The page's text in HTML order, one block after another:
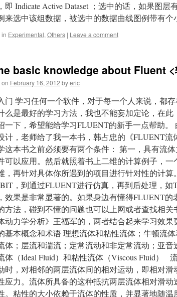
即 Indicate Active Dataset ；选中的话，如果图
来选中该组数据，被选中的数据曲线图例带有个
in Experimental, Others | Leave a comment
basic knowledge about Fluent <
on February 16, 2012 byeric
门 学习任何一个软件，对于每一个人来说，都
么是最好的学习方法，我也不能妄加定论，在
一下，希望能给学习FLUENT的新手一点帮助
计，老师给了我一本书，韩占忠的《FLUENT流
这本书之前必须要有两个条件： 第一，具有流
可以应用。然后就照着书上二维的计算例子，
，再针对具体你所遇到的项目进行针对性的计
，到通过FLUENT进行仿真，再到后处理，如
效果是非常显著的。如果身边有懂得FLUENT
方法，碰到不懂的问题也可以上网或者查找相
动力学分析》王福军的，两者结合起来学习效果
基本概念和术语 理想流体和粘性流体；牛顿流
体；层流和湍流；定常流动和非定常流动；亚音
体（Ideal Fluid）和粘性流体（Viscous Fluid）
时，对相邻的两层流体间的相对运动，即相对
应力。流体所具备的这种抵抗两层流体相对滑
。粘性的大小依赖于流体的性质，并显著地随